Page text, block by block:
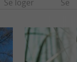
Se loger Se